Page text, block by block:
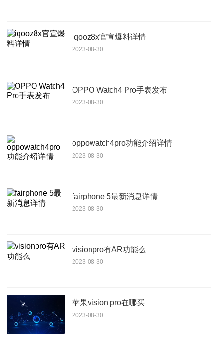
iqooz8x官宣爆料详情
2023-08-30
OPPO Watch4 Pro手表发布
2023-08-30
oppowatch4pro功能介绍详情
2023-08-30
fairphone 5最新消息详情
2023-08-30
visionpro有AR功能么
2023-08-30
苹果vision pro在哪买
2023-08-30